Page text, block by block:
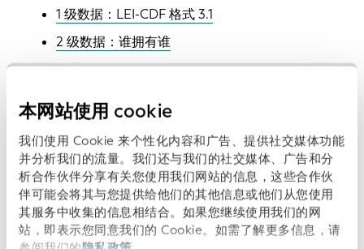
本网站使用 cookie
我们使用 Cookie 来个性化内容和广告、提供社交媒体功能
并分析我们的流量。我们还与我们的社交媒体、广告和分
析合作伙伴分享有关您使用我们网站的信息，这些合作伙
伴可能会将其与您提供给他们的其他信息或他们从您使用
其服务中收集的信息相结合。如果您继续使用我们的网
站，即表示您同意我们的 Cookie。如需了解更多信息，请
1 级数据：LEI-CDF 格式 3.1
2 级数据：谁拥有谁
关于 2 级数据的 ROC 政策
2 级数据：关系记录 (RR) CDF 格式 2.1
2 级数据：报告例外格式 2.1
支持文档
此前版本
政策符合性标志
GLEIF 数据大辞典